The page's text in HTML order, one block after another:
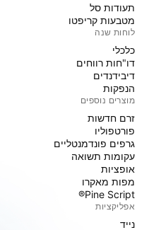
תעודות סל
מטבעות קריפטו
לוחות שנה
כלכלי
דו"חות רווחים
דיבידנדים
הנפקות
מוצרים נוספים
זרם חדשות
פורטפוליו
גרפים פונדמנטליים
עקומות תשואה
אופציות
מפות מאקרו
Pine Script®
אפליקציות
נייד